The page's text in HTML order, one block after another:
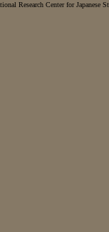
Research Center for Japanese